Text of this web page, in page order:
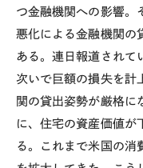
つ金融機関への影響。
悪化による金融機関の
ある。連日報道されて
次いで巨額の損失を計
関の貸出姿勢が厳格に
に、住宅の資産価値が
る。これまで米国の消